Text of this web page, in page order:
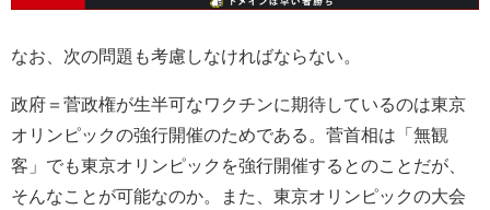
なお、次の問題も考慮しなければならない。
政府＝菅政権が生半可なワクチンに期待しているのは東京
オリンピックの強行開催のためである。菅首相は「無観
客」でも東京オリンピックを強行開催するとのことだが、
そんなことが可能なのか。また、東京オリンピックの大会